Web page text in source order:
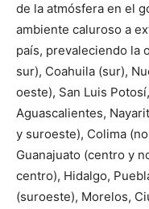
de la atmósfera en el
ambiente caluroso a
país, prevaleciendo la
sur), Coahuila (sur),
oeste), San Luis
Aguascalientes,
y suroeste), Colima
Guanajuato (centro y
centro), Hidalgo,
(suroeste), Morelos,